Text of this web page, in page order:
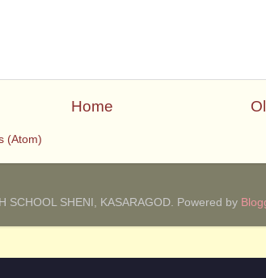
Home
(Atom)
SCHOOL SHENI, KASARAGOD. Powered by